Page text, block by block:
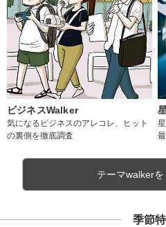
ビジネスWalker
気になるビジネスのアレコレ、ヒット
の裏側を徹底調査
テーマwalkerを
季節